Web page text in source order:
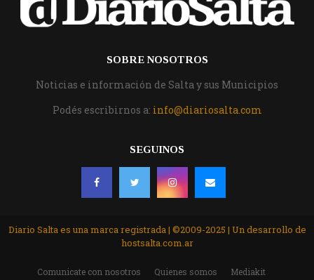
SOBRE NOSOTROS
Noticias e información de Salta y sus Municipios
Podés escribirnos a: info@diariosalta.com
SEGUINOS
Diario Salta es una marca registrada | ©2009-2025 | Un desarrollo de
hostsalta.com.ar
Comunicate con nosotros Quienes somos Mediakit